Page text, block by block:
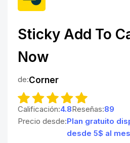
Sticky Add To
Now
de:Corner
Calificación:4.8Reseñas:89
Precio desde:Plan gratuito
desde 5$ al mes